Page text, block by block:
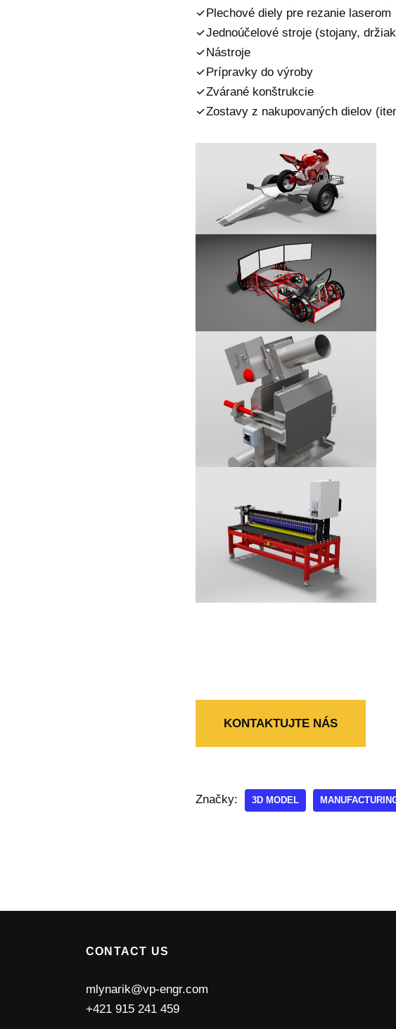
Plechové diely pre rezanie laserom
Jednoúčelové stroje (stojany,
Nástroje
Prípravky do výroby
Zvárané konštrukcie
Zostavy z nakupovaných dielov
KONTAKTUJTE NÁS
Značky: 3D MODEL
CONTACT US
mlynarik@vp-engr.com
+421 915 241 459